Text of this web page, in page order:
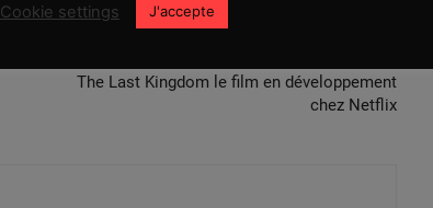
The Last Kingdom le film en développement
chez Netflix
Cookie settings J'accepte